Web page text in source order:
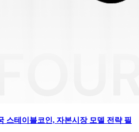
스테이블코인, 자본시장 모델 전략 필